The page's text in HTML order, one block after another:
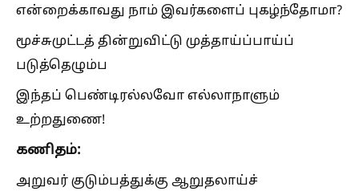
என்றைக்காவது நாம் இவர்களைப் புகழ்ந்தோமா?
மூச்சுமுட்டத் தின்றுவிட்டு முத்தாய்ப்பாய்ப்
படுத்தெழும்ப
இந்தப் பெண்டிரல்லவோ எல்லாநாளும்
உற்றதுணை!
கணிதம்:
அறுவர் குடும்பத்துக்கு ஆறுதலாய்ச்